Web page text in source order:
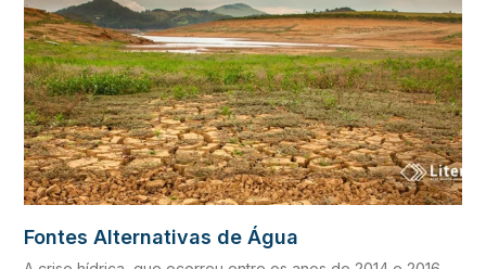
Fontes Alternativas de Água